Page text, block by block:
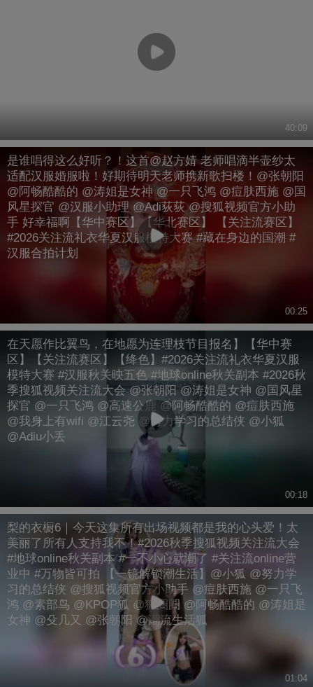
40:09
是谁唱得这么好听？！这首@赵方婧 老师唱滴半壶纱太
适配汉服婚服啦！好期待明天老师携新歌扫楼！@张朝阳
@阿畅酷酷的 @涛姐是女神 @一只飞鸿 @痘肤西施 @国
风星探官 @汉服小助理 @Adi荻荻 @搜狐视频官方小助
手 好幸福啊【华中赛区】【华北赛区】 【关注流赛区】
#2026关注流礼衣华夏汉服模特大赛 #藏在身边的国潮 #
汉服合拍计划
00:25
在天愿作比翼鸟，在地愿为连理枝节目报名】【华中赛
区】【关注流赛区】【绛色】#2026关注流礼衣华夏汉服
模特大赛 #汉服秋关映五色 #地球online秋关副本 #2026秋
季搜狐视频关注流大会 @张朝阳 @涛姐是女神 @国风星
探官 @一只飞鸿 @高速公鹿 @阿畅酷酷的 @痘肤西施
@我身上有wifi @江云尧 @努力学习的总结侠 @小狐
@Adiu小丢
00:18
梨的衣橱6｜今天这集所有出场视频都是我的心头爱！太
美丽了所有人支持我不！#2026秋季搜狐视频关注流大会
#地球online秋关副本 #一不小心就潮了 #关注流online营
业中 #万物皆可拍 【一镜解锁潮生活】@小狐 @努力学
习的总结侠 @搜狐视频官方小助手 @痘肤西施 @一只飞
鸿 @素部鸟 @KPOP狐 @狐圈圈 @阿畅酷酷的 @涛姐是
女神 @殳几又 @张朝阳 @潮流生活狐
01:04